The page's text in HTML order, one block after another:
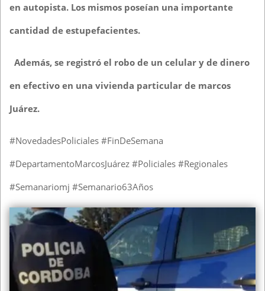
en autopista. Los mismos poseían una importante
cantidad de estupefacientes.
Además, se registró el robo de un celular y de dinero
en efectivo en una vivienda particular de marcos
Juárez.
#NovedadesPoliciales #FinDeSemana
#DepartamentoMarcosJuárez #Policiales #Regionales
#Semanariomj #Semanario63Años